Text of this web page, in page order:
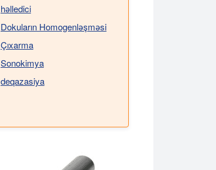
həlledici
Dokuların Homogenləşməsi
Çıxarma
Sonokimya
deqazasiya